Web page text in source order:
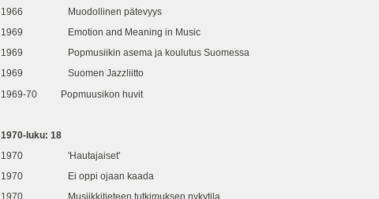
1966 Muodollinen pätevyys
1969 Emotion and Meaning in Music
1969 Popmusiikin asema ja koulutus Suomessa
1969 Suomen Jazzliitto
1969-70 Popmuusikon huvit
1970-luku: 18
1970 'Hautajaiset'
1970 Ei oppi ojaan kaada